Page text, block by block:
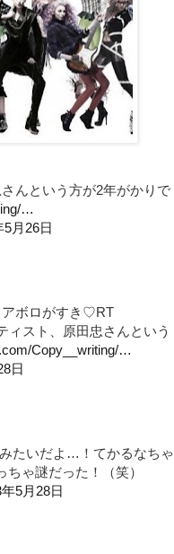
んという方が2年がかりで
…
5月26日
アボロがすき♡RT
ィスト、原田忠さんという
Copy__writing/…
日
たいだよ…！てかるなちゃ
ゃ謎だった！（笑）
5月28日